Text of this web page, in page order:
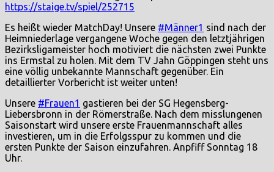
https://staige.tv/spiel/252715
Es heißt wieder MatchDay! Unsere #Männer1 sind nach der
Heimniederlage vergangene Woche gegen den letztjährigen
Bezirksligameister hoch motiviert die nächsten zwei Punkte
ins Ermstal zu holen. Mit dem TV Jahn Göppingen steht uns
eine völlig unbekannte Mannschaft gegenüber. Ein
detaillierter Vorbericht ist weiter unten!
Unsere #Frauen1 gastieren bei der SG Hegensberg-
Liebersbronn in der Römerstraße. Nach dem misslungenen
Saisonstart wird unsere erste Frauenmannschaft alles
investieren, um in die Erfolgsspur zu kommen und die
ersten Punkte der Saison einzufahren. Anpfiff Sonntag 18
Uhr.